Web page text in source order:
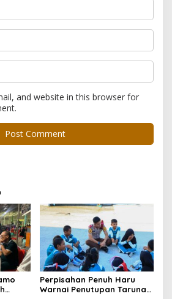
and website in this browser for
Perpisahan Penuh Haru
Warnai Penutupan Taruna